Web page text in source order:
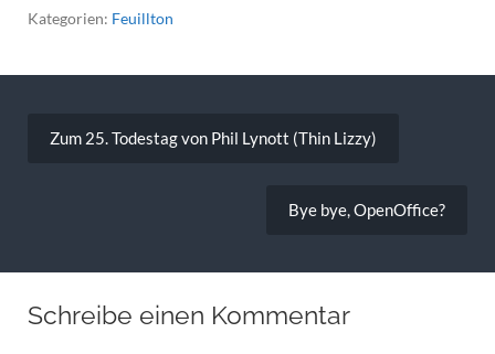
Kategorien: Feuillton
Zum 25. Todestag von Phil Lynott (Thin Lizzy)
Bye bye, OpenOffice?
Schreibe einen Kommentar